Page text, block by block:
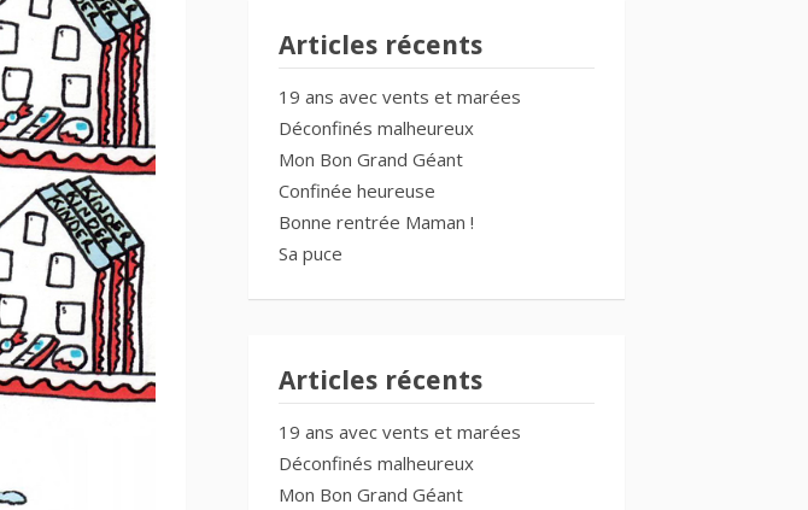
Articles récents
19 ans avec vents et marées
Déconfinés malheureux
Mon Bon Grand Géant
Confinée heureuse
Bonne rentrée Maman !
Sa puce
Articles récents
19 ans avec vents et marées
Déconfinés malheureux
Mon Bon Grand Géant